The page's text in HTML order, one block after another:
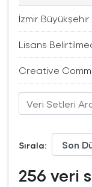
İzmir Büyükşehir
Lisans
Creative
Sırala
256 veri